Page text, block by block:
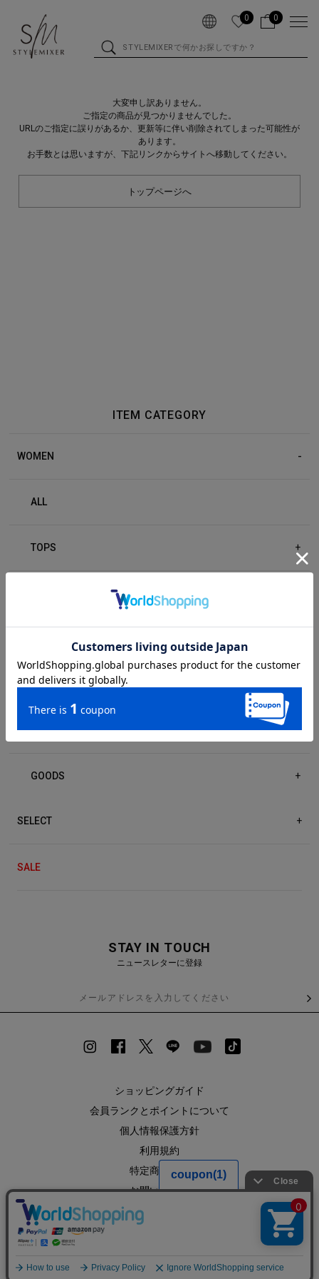
0 0
大変申し訳ありません。
ご指定の商品が見つかりませんでした。
URLのご指定に誤りがあるか、更新等に伴い削除されてしまった可能性が
あります。
お手数とは思いますが、下記リンクからサイトへ移動してください。
トップページへ
ITEM CATEGORY
WOMEN
ALL
TOPS +
DRESS/ONE-PIECE
ACCESSORIES +
GOODS +
SELECT +
SALE
STAY IN TOUCH
ニュースレターに登録
ショッピングガイド
会員ランクとポイントについて
個人情報保護方針
利用規約
特定商取引法
お問い合わせ
企業情報